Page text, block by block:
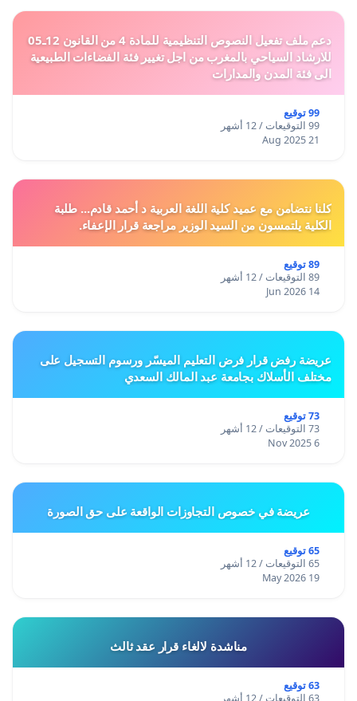
دعم ملف تفعيل النصوص التنظيمية للمادة 4 من القانون 12ـ05
للارشاد السياحي بالمغرب من اجل تغيير فئة الفضاءات الطبيعية
الى فئة المدن والمدارات
99 توقيع
99 التوقيعات / 12 أشهر
21 Aug 2025
كلنا نتضامن مع عميد كلية اللغة العربية د أحمد قادم... طلبة
الكلية يلتمسون من السيد الوزير مراجعة قرار الإعفاء.
89 توقيع
89 التوقيعات / 12 أشهر
14 Jun 2026
عريضة رفض قرار فرض التعليم الميسّر ورسوم التسجيل على
مختلف الأسلاك بجامعة عبد المالك السعدي
73 توقيع
73 التوقيعات / 12 أشهر
6 Nov 2025
عريضة في خصوص التجاوزات الواقعة على حق الصورة
65 توقيع
65 التوقيعات / 12 أشهر
19 May 2026
مناشدة لالغاء قرار عقد ثالث
63 توقيع
63 التوقيعات / 12 أشهر